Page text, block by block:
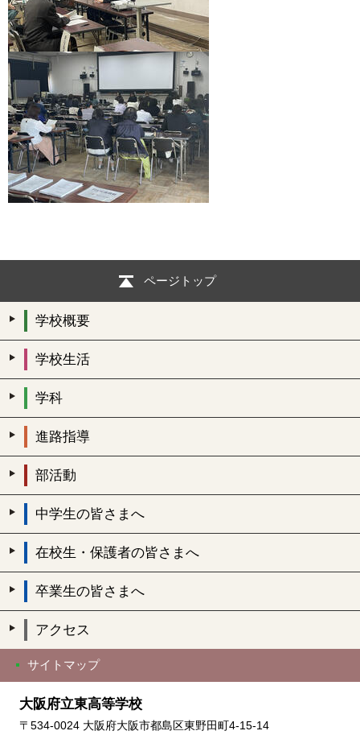
ページトップ
学校概要
学校生活
学科
進路指導
部活動
中学生の皆さまへ
在校生・保護者の皆さまへ
卒業生の皆さまへ
アクセス
サイトマップ
大阪府立東高等学校
〒534-0024 大阪府大阪市都島区東野田町4-15-14